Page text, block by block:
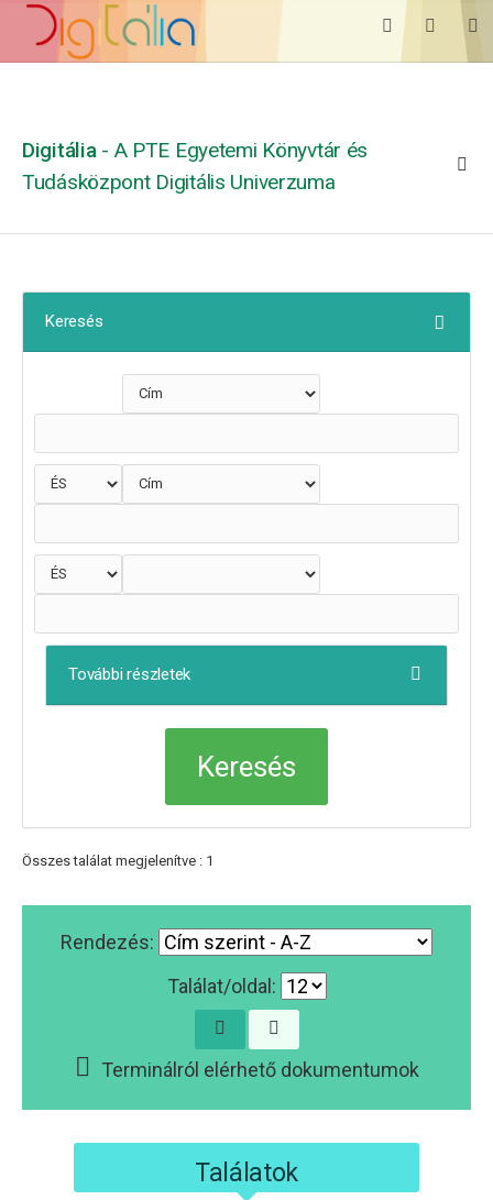
Digitália - A PTE Egyetemi Könyvtár és
Tudásközpont Digitális Univerzuma
Keresés
További részletek
Összes találat megjelenítve : 1
Rendezés:
Találat/oldal:
Terminálról elérhető dokumentumok
Találatok